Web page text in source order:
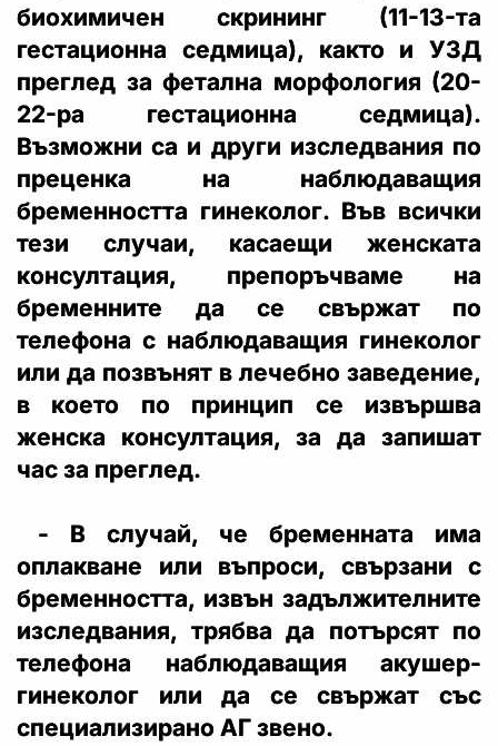
биохимичен скрининг (11-13-та
гестационна седмица), както и УЗД
преглед за фетална морфология (20-
22-ра гестационна седмица).
Възможни са и други изследвания по
преценка на наблюдаващия
бременността гинеколог. Във всички
тези случаи, касаещи женската
консултация, препоръчваме на
бременните да се свържат по
телефона с наблюдаващия гинеколог
или да позвънят в лечебно заведение,
в което по принцип се извършва
женска консултация, за да запишат
час за преглед.
- В случай, че бременната има
оплакване или въпроси, свързани с
бременността, извън задължителните
изследвания, трябва да потърсят по
телефона наблюдаващия акушер-
гинеколог или да се свържат със
специализирано АГ звено.